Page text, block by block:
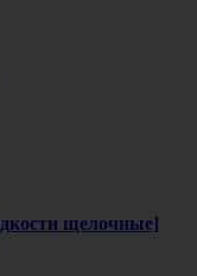
щелочные]